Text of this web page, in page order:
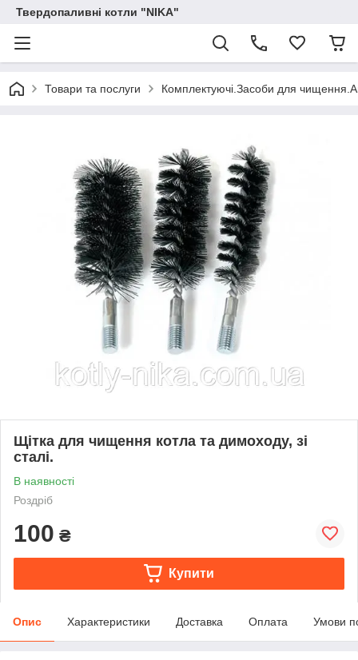
Твердопаливні котли "NIKA"
Товари та послуги Комплектуючі.Засоби для
Щітка для чищення котла та димоходу, зі
сталі.
В наявності
Роздріб
100 ₴
Купити
Опис Характеристики Доставка Оплата Умови